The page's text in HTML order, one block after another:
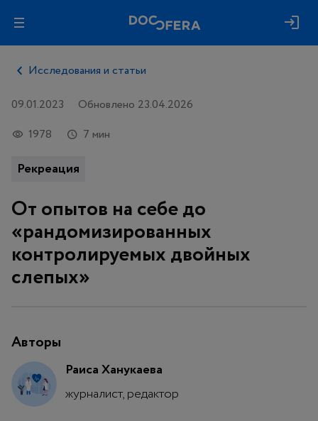
Исследования и статьи
09.01.2023
Обновлено 23.04.2026
1978
7 мин
Рекреация
От опытов на себе до
«рандомизированных
контролируемых двойных
слепых»
Авторы
Раиса Ханукаева
журналист, редактор